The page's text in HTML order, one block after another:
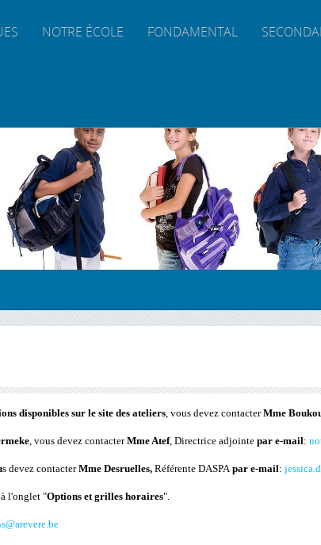
NOTRE ÉCOLE FONDAMENTAL
disponibles sur le site des ateliers, vous devez contacterMme
, vous devez contacterMme Atef, Directrice adjointe par e-mail:
s devez contacterMme Desruelles, Référente DASPA par e-mail:
à l'onglet "Options et grilles horaires".